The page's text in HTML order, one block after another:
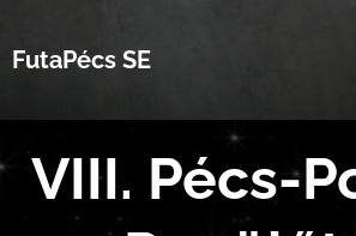
FutaPécs SE
VIII. Pécs-